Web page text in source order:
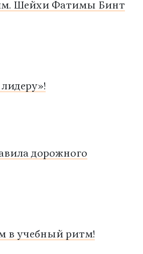
Шейхи Фатимы Бинт
дорожного
в учебный ритм!